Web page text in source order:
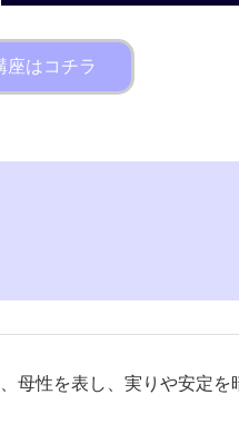
座はコチラ
母性を表し、実りや安定を